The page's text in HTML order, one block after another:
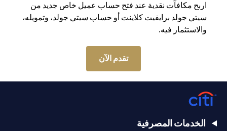
اربح مكافآت نقدية عند فتح حساب عميل خاص جديد من
سيتي جولد برايفيت كلاينت أو حساب سيتي جولد، وتمويله،
والاستثمار فيه.
تقدم الآن
الخدمات المصرفية